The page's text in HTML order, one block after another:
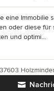
eine Immobilie
oder diese für
und optimi...